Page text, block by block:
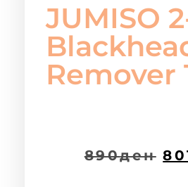
JUMISO
Remover
890ден